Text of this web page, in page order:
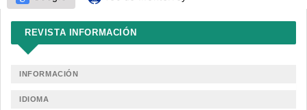
REVISTA INFORMACIÓN
INFORMACIÓN
IDIOMA